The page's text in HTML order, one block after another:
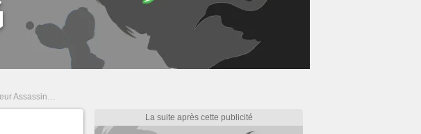
: WoW Dragonflight Patch 10.0 Guide